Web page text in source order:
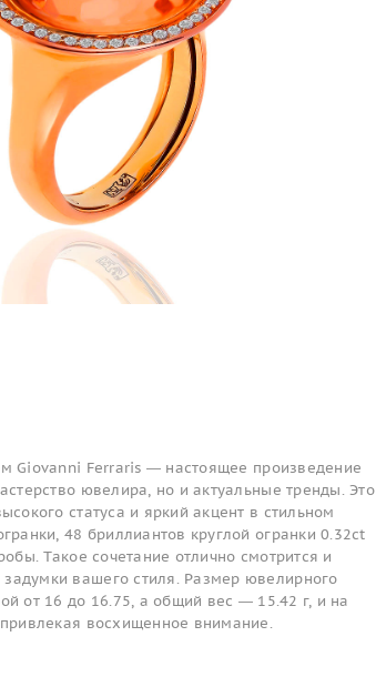
Giovanni Ferraris — настоящее произведение
ювелира, но и актуальные тренды. Это
статуса и яркий акцент в стильном
48 бриллиантов круглой огранки 0.32ct
Такое сочетание отлично смотрится и
вашего стиля. Размер ювелирного
от 16 до 16.75, а общий вес — 15.42 г, и на
восхищенное внимание.